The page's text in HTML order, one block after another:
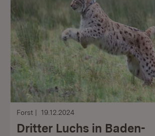
Forst 19.12.2024
Dritter Luchs in Baden-